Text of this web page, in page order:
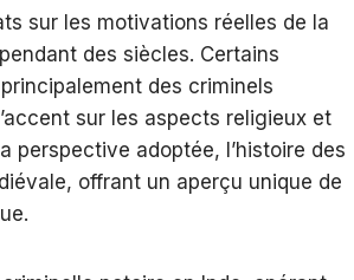
sur les motivations réelles de la
des siècles. Certains
des criminels
sur les aspects religieux et
perspective adoptée, l’histoire des
offrant un aperçu unique de